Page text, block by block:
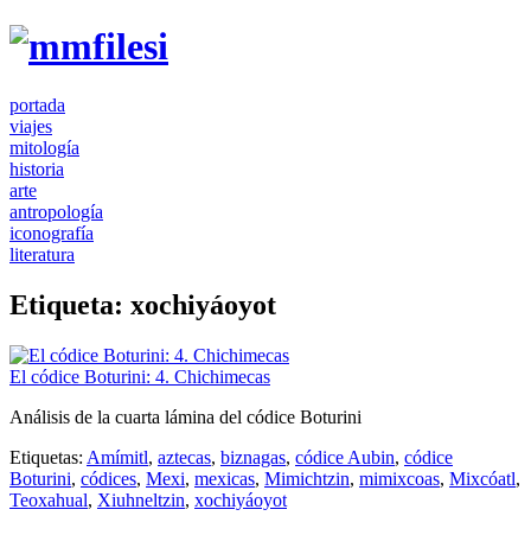
portada
viajes
mitología
historia
arte
antropología
iconografía
literatura
Etiqueta: xochiyáoyot
El códice Boturini: 4. Chichimecas
Análisis de la cuarta lámina del códice Boturini
Etiquetas: Amímitl, aztecas, biznagas, códice Aubin, códice
Boturini, códices, Mexi, mexicas, Mimichtzin, mimixcoas, Mixcóatl,
Teoxahual, Xiuhneltzin, xochiyáoyot